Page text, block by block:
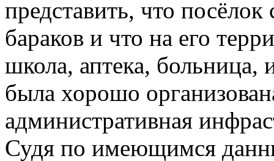
представить, что
бараков и что на его
школа, аптека, больница,
была хорошо
административная
Судя по имеющимся